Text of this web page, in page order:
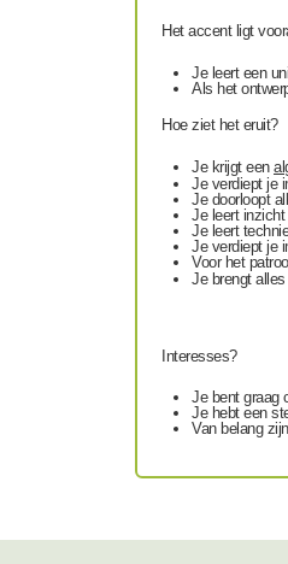
Het accent ligt
Je leert een
Als het
Hoe ziet het eruit?
Je krijgt een
Je verdiept je
Je doorloopt
Je leert inzicht
Je leert
Je verdiept je
Voor het
Je brengt
Interesses?
Je bent graag
Je hebt een
Van belang